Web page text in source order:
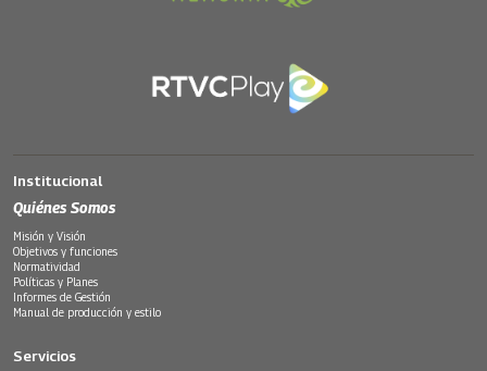
Institucional
Quiénes Somos
Misión y Visión
Objetivos y funciones
Normatividad
Políticas y Planes
Informes de Gestión
Manual de producción y estilo
Servicios